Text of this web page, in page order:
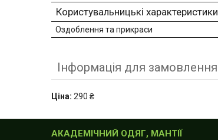
Користувальницькі характеристики
Оздоблення та прикраси
Інформація для замовлення
Ціна: 290 ₴
АКАДЕМІЧНИЙ ОДЯГ, МАНТІЇ